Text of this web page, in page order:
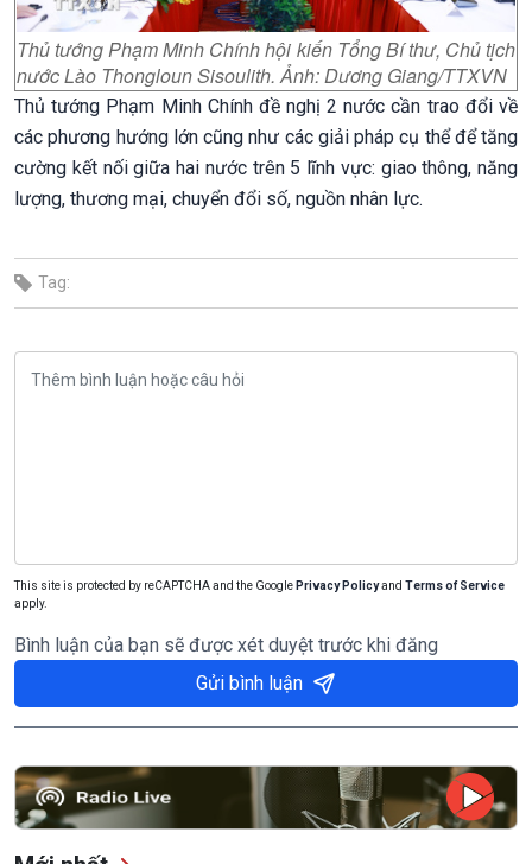
Thủ tướng Phạm Minh Chính hội kiến Tổng Bí thư, Chủ tịch
nước Lào Thongloun Sisoulith. Ảnh: Dương Giang/TTXVN
Thủ tướng Phạm Minh Chính đề nghị 2 nước cần trao đổi về
các phương hướng lớn cũng như các giải pháp cụ thể để tăng
cường kết nối giữa hai nước trên 5 lĩnh vực: giao thông, năng
lượng, thương mại, chuyển đổi số, nguồn nhân lực.
Tag:
This site is protected by reCAPTCHA and the Google Privacy Policyand Terms of Service
apply.
Bình luận của bạn sẽ được xét duyệt trước khi đăng
Gửi bình luận